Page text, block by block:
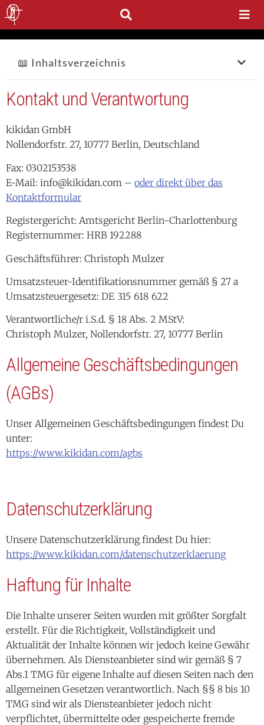
Kontakt und Verantwortung
kikidan GmbH
Nollendorfstr. 27, 10777 Berlin, Deutschland
Fax: 0302153538
E-Mail: info@kikidan.com – oder direkt über das
Kontaktformular
Registergericht: Amtsgericht Berlin-Charlottenburg
Registernummer: HRB 192288
Geschäftsführer: Christoph Mulzer
Umsatzsteuer-Identifikationsnummer gemäß § 27 a
Umsatzsteuergesetz: DE 315 618 622
Verantwortliche/r i.S.d. § 18 Abs. 2 MStV:
Christoph Mulzer, Nollendorfstr. 27, 10777 Berlin
Allgemeine Geschäftsbedingungen
(AGBs)
Unser Allgemeinen Geschäftsbedingungen findest Du
unter:
https://www.kikidan.com/agbs
Datenschutzerklärung
Unsere Datenschutzerklärung findest Du hier:
https://www.kikidan.com/datenschutzerklaerung
Haftung für Inhalte
Die Inhalte unserer Seiten wurden mit größter Sorgfalt
erstellt. Für die Richtigkeit, Vollständigkeit und
Aktualität der Inhalte können wir jedoch keine Gewähr
übernehmen. Als Diensteanbieter sind wir gemäß § 7
Abs.1 TMG für eigene Inhalte auf diesen Seiten nach den
allgemeinen Gesetzen verantwortlich. Nach §§ 8 bis 10
TMG sind wir als Diensteanbieter jedoch nicht
verpflichtet, übermittelte oder gespeicherte fremde
📖 Inhaltsverzeichnis